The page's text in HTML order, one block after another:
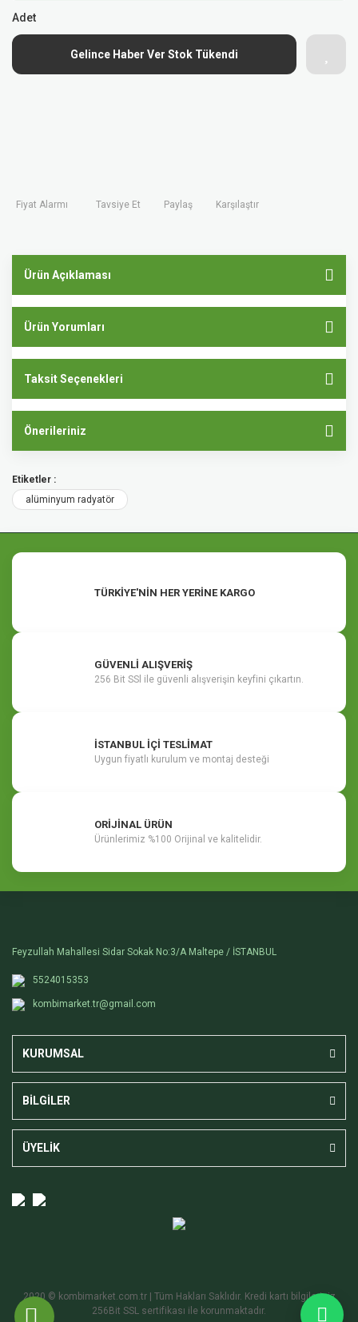
Adet
Gelince Haber Ver Stok Tükendi
Fiyat Alarmı Tavsiye Et Paylaş Karşılaştır
Ürün Açıklaması
Ürün Yorumları
Taksit Seçenekleri
Önerileriniz
Etiketler :
alüminyum radyatör
TÜRKİYE'NİN HER YERİNE KARGO
GÜVENLİ ALIŞVERİŞ
256 Bit SSl ile güvenli alışverişin keyfini çıkartın.
İSTANBUL İÇİ TESLİMAT
Uygun fiyatlı kurulum ve montaj desteği
ORİJİNAL ÜRÜN
Ürünlerimiz %100 Orijinal ve kalitelidir.
Feyzullah Mahallesi Sidar Sokak No:3/A Maltepe / İSTANBUL
5524015353
kombimarket.tr@gmail.com
KURUMSAL
BİLGİLER
ÜYELİK
2020 © kombimarket.com.tr | Tüm Hakları Saklıdır. Kredi kartı bilgileriniz
256Bit SSL sertifikası ile korunmaktadır.